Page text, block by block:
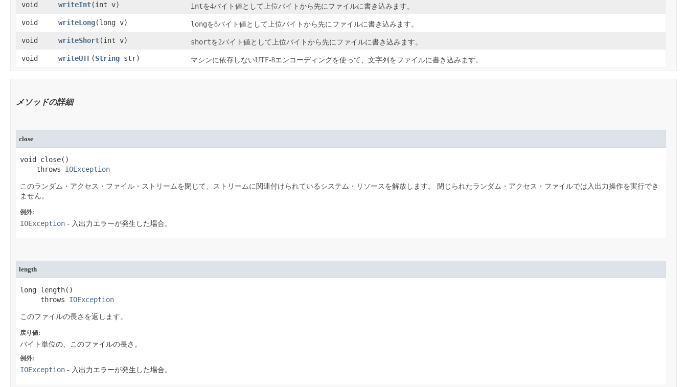
void writeInt​(int v) intを4バイト値として上位バイトから先にファイルに書き込みます。
void writeLong​(long v) longを8バイト値として上位バイトから先にファイルに書き込みます。
void writeShort​(int v) shortを2バイト値として上位バイトから先にファイルに書き込みます。
void writeUTF​(String str) マシンに依存しないUTF-8エンコーディングを使って、文字列をファイルに書き込みます。
メソッドの詳細
close
void close​()
    throws
IOException
このランダム・アクセス・ファイル・ストリームを閉じて、ストリームに関連付けられているシステム・リソースを解放します。
閉じられたランダム・アクセス・ファイルでは入出力操作を実行でき
ません。
例外:
IOException - 入出力エラーが発生した場合。
length
long length​()
     throws
IOException
このファイルの長さを返します。
戻り値:
バイト単位の、このファイルの長さ。
例外:
IOException - 入出力エラーが発生した場合。